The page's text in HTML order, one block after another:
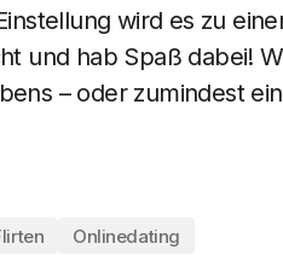
wird es zu
und hab Spaß dabei!
– oder zumindest
Onlinedating